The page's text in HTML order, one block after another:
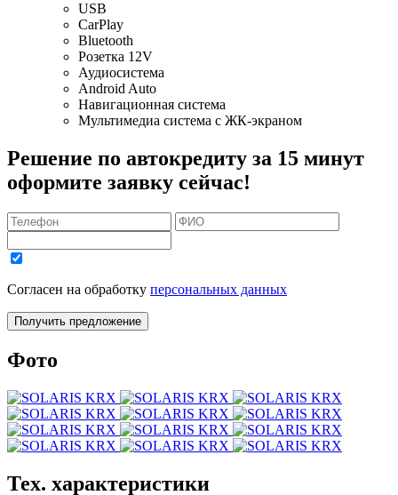
USB
CarPlay
Bluetooth
Розетка 12V
Аудиосистема
Android Auto
Навигационная система
Мультимедиа система с ЖК-экраном
Решение по автокредиту за 15 минут
оформите заявку сейчас!
Согласен на обработку персональных данных
Получить предложение
Фото
Тех. характеристики